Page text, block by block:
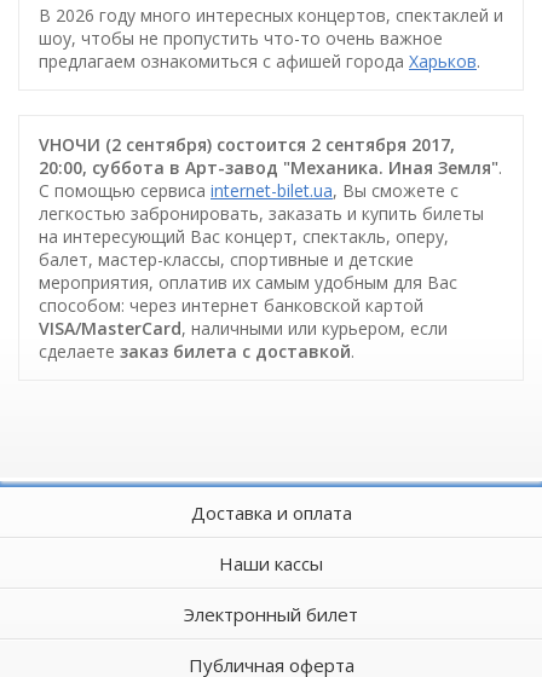
В 2026 году много интересных концертов, спектаклей и
шоу, чтобы не пропустить что-то очень важное
предлагаем ознакомиться с афишей города Харьков.
VНОЧИ (2 сентября) состоится 2 сентября 2017,
20:00, суббота в Арт-завод "Механика. Иная Земля".
С помощью сервиса internet-bilet.ua, Вы сможете с
легкостью забронировать, заказать и купить билеты
на интересующий Вас концерт, спектакль, оперу,
балет, мастер-классы, спортивные и детские
мероприятия, оплатив их самым удобным для Вас
способом: через интернет банковской картой
VISA/MasterCard, наличными или курьером, если
сделаете заказ билета c доставкой.
Доставка и оплата
Наши кассы
Электронный билет
Публичная оферта